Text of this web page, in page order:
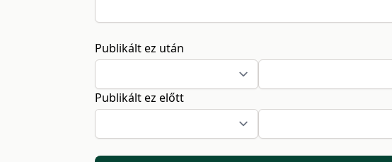
Publikált ez után
Publikált ez előtt